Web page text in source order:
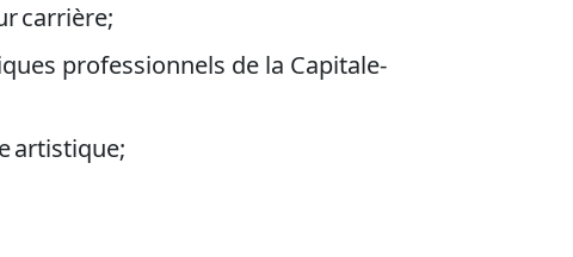
carrière;
professionnels de la Capitale-
artistique;